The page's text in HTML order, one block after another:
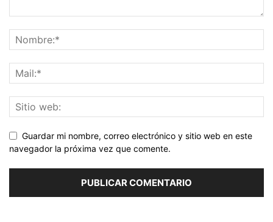
Guardar mi nombre, correo electrónico y sitio web en este
navegador la próxima vez que comente.